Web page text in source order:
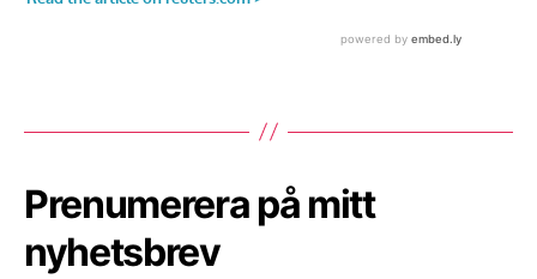
Prenumerera på mitt
nyhetsbrev